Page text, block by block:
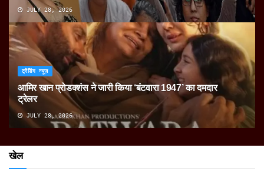
JULY 28, 2026
ट्रेंडिंग न्यूज़
आमिर खान प्रोडक्शंस ने जारी किया ‘बंटवारा 1947’ का दमदार
ट्रेलर
JULY 28, 2026
खेल